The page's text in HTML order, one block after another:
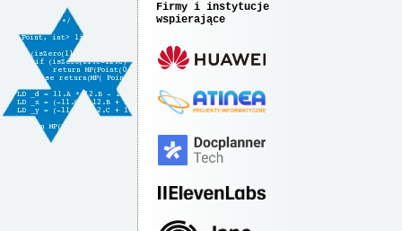
Firmy i instytucje
wspierające